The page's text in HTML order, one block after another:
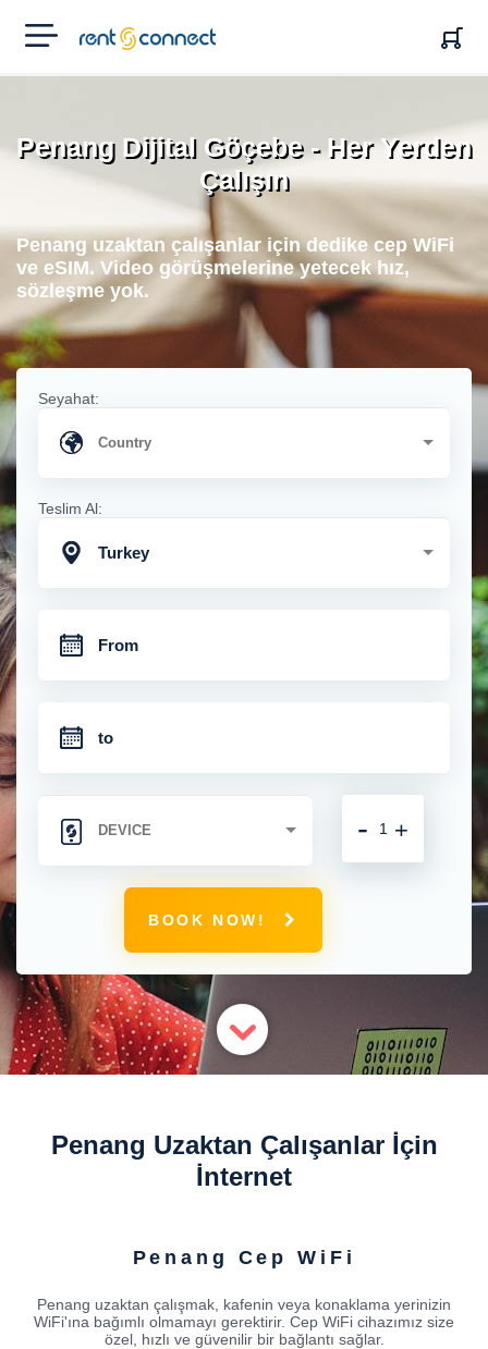
RENT'N
CONNECT
Penang Dijital Göçebe - Her Yerden
Çalışın
Penang uzaktan çalışanlar için dedike cep WiFi
ve eSIM. Video görüşmelerine yetecek hız,
sözleşme yok.
Seyahat:
Teslim Al:
Turkey
+
-
BOOK NOW!
Penang Uzaktan Çalışanlar İçin
İnternet
Penang Cep WiFi
Penang uzaktan çalışmak, kafenin veya konaklama yerinizin
WiFi'ına bağımlı olmamayı gerektirir. Cep WiFi cihazımız size
özel, hızlı ve güvenilir bir bağlantı sağlar.